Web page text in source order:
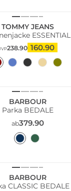
TOMMY JEANS
Daunenjacke ESSENTIAL
238.90 160.90
BARBOUR
Parka BEDALE
ab379.90
BARBOUR
CLASSIC BEDALE